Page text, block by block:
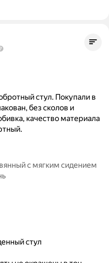
стул. Покупали в
без сколов и
качество материала
с мягким сидением
стул